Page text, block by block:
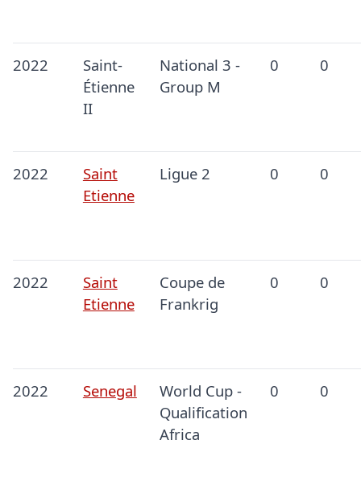
2022
Saint-
Étienne
II
National 3 -
Group M
0 0
2022
Saint
Etienne
Ligue 2 0 0
2022
Saint
Etienne
Coupe de
Frankrig
0 0
2022 Senegal
World Cup -
Qualification
Africa
0 0